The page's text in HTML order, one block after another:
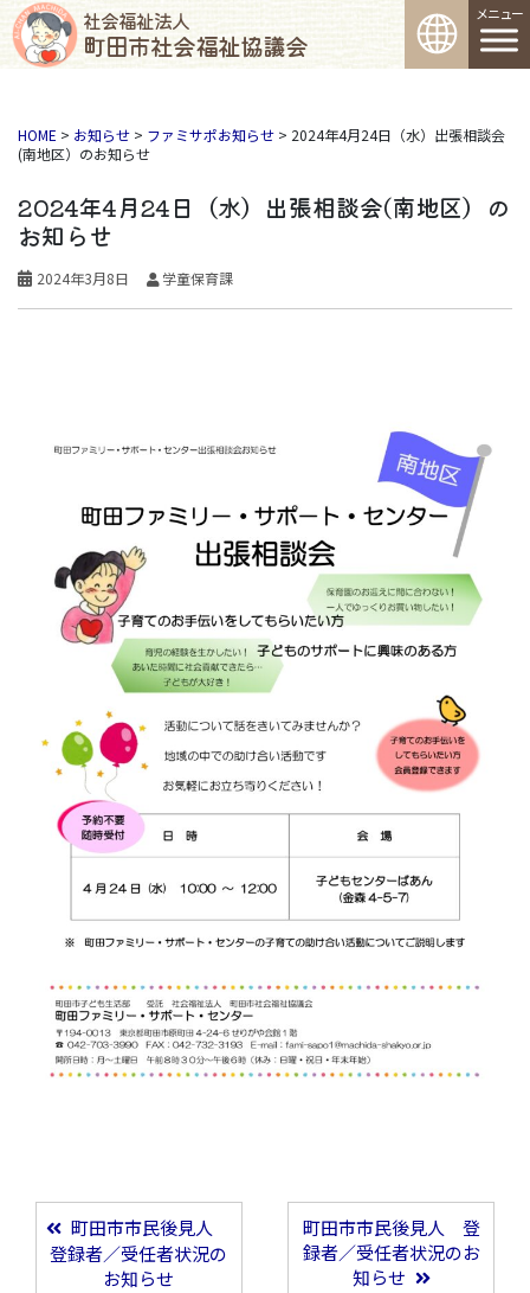
社会福祉法人
町田市社会福祉協議会
コンテンツへスキップ
HOME > お知らせ > ファミサポお知らせ > 2024年4月24日（水）出張相談会
(南地区）のお知らせ
2024年4月24日（水）出張相談会(南地区）の
お知らせ
2024年3月8日 学童保育課
投稿ナビゲーション
町田市市民後見人
登録者／受任者状況の
お知らせ
町田市市民後見人 登
録者／受任者状況のお
知らせ